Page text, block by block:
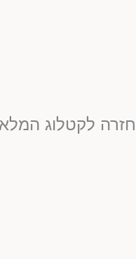
לקטלוג המלא